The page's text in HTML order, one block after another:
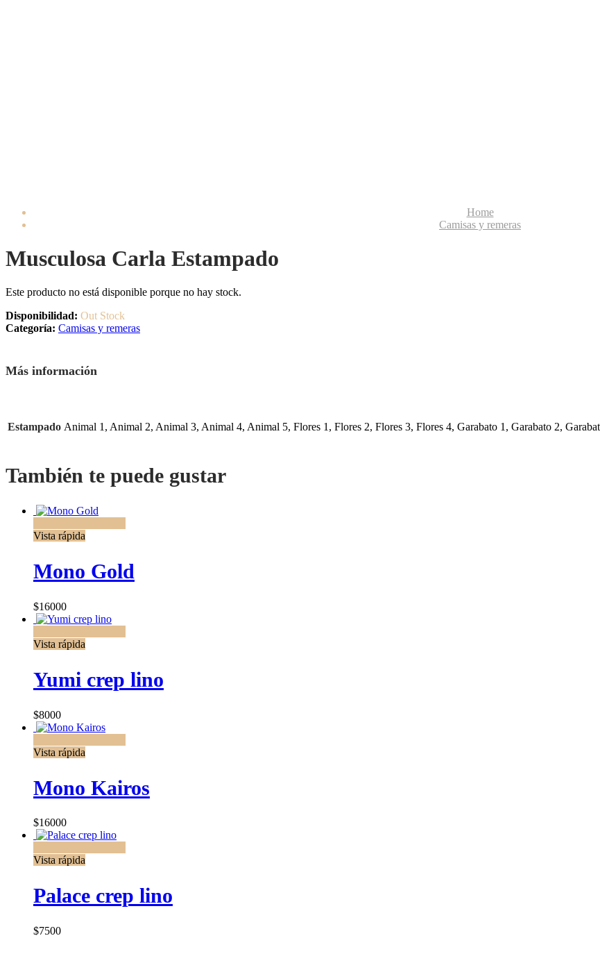
Home
Camisas y remeras
Musculosa Carla Estampado
Este producto no está disponible porque no hay stock.
Disponibilidad: Out Stock
Categoría: Camisas y remeras
Más información
Estampado Animal 1, Animal 2, Animal 3, Animal 4, Animal 5, Flores 1, Flores 2, Flores 3, Flores 4, Garabato 1, Garabato 2,
También te puede gustar
Vista rápida
Mono Gold
$16000
Vista rápida
Yumi crep lino
$8000
Vista rápida
Mono Kairos
$16000
Vista rápida
Palace crep lino
$7500